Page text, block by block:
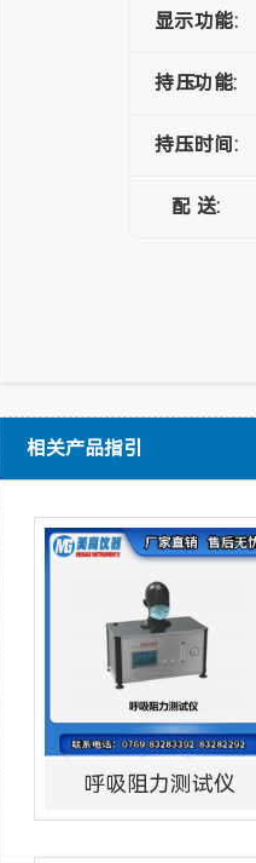
显示功能:
持压功能:
持压时间:
配 送:
相关产品指引
呼吸阻力测试仪